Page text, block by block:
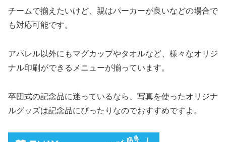
チームで揃えたいけど、親はパーカーが良いなどの場合で
も対応可能です。
アパレル以外にもマグカップやタオルなど、様々なオリジ
ナル印刷ができるメニューが揃っています。
卒団式の記念品に迷っているなら、写真を使ったオリジナ
ルグッズは記念品にぴったりなのでおすすめですよ。